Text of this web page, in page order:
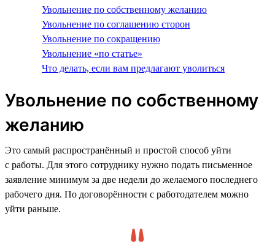
Увольнение по собственному желанию
Увольнение по соглашению сторон
Увольнение по сокращению
Увольнение «по статье»
Что делать, если вам предлагают уволиться
Увольнение по собственному
желанию
Это самый распространённый и простой способ уйти
с работы. Для этого сотруднику нужно подать письменное
заявление минимум за две недели до желаемого последнего
рабочего дня. По договорённости с работодателем можно
уйти раньше.